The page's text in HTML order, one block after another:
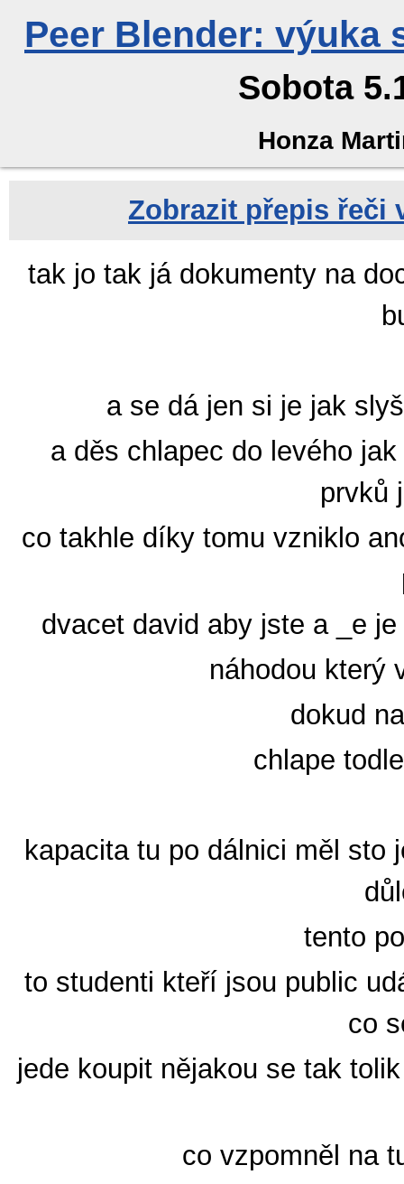
Peer Blender: výuka
Sobota
Honza
Zobrazit přepis řeči
tak jo tak já dokumenty na
a se dá jen si je jak
a děs chlapec do levého
prvků
co takhle díky tomu vzniklo
dvacet david aby jste a _e
náhodou který
dokud
chlape
kapacita tu po dálnici měl sto
tento
to studenti kteří jsou public
co
jede koupit nějakou se tak
co vzpomněl na